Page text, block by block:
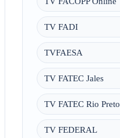
TV FADI
TVFAESA
TV FATEC Jales
TV FATEC Rio Preto
TV FEDERAL